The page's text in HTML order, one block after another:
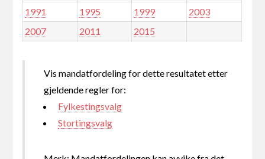
1991
1995 1999
2003
2007
2011 2015
Vis mandatfordeling for dette resultatet etter
gjeldende regler for:
Fylkestingsvalg
Stortingsvalg